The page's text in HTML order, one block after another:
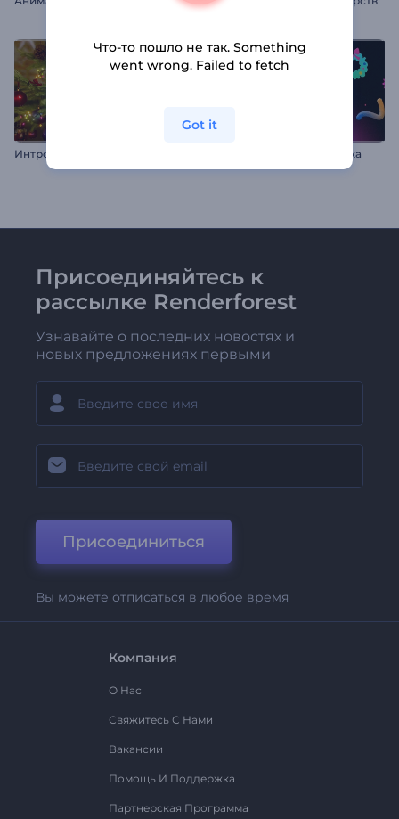
Яркая новогодняя заставка
Присоединяйтесь к
рассылке Renderforest
Узнавайте о последних новостях и
новых предложениях первыми
Присоединиться
Вы можете отписаться в любое время
Компания
О Нас
Свяжитесь С Нами
Вакансии
Помощь И Поддержка
Партнерская Программа
Что-то пошло не так. Something
went wrong. Failed to fetch
Got it